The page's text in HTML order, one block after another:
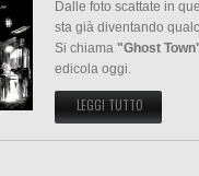
Dalle foto scattate in
sta già diventando
Si chiama "Ghost
edicola oggi.
LEGGI TUTTO